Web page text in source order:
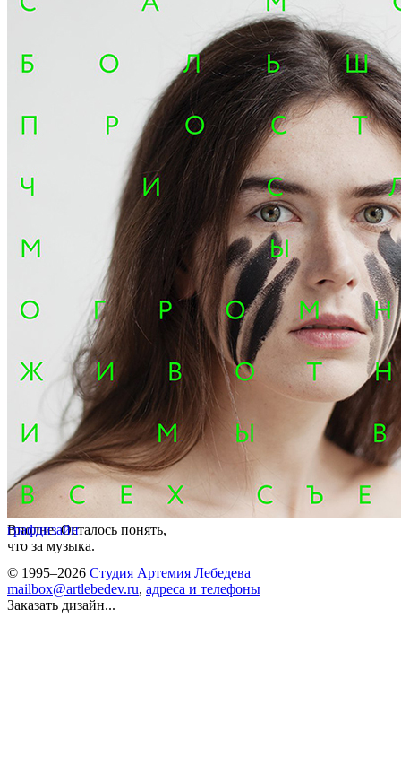
Вполне. Осталось понять,
что за музыка.
графдизайн
© 1995–2026 Студия Артемия Лебедева
mailbox@artlebedev.ru, адреса и телефоны
Заказать дизайн...